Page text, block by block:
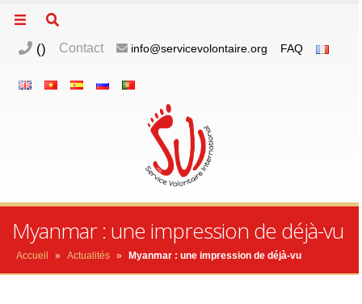
() Contact info@servicevolontaire.org FAQ
Myanmar : une impression de déjà-vu
Accueil » Actualités » Myanmar : une impression de déjà-vu